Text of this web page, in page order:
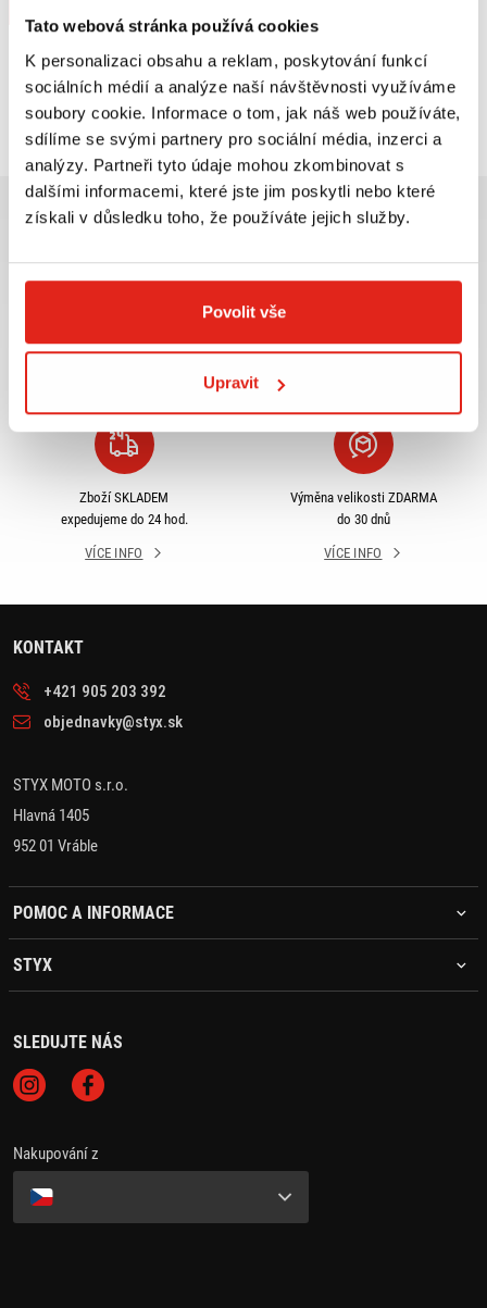
Tato webová stránka používá cookies
K personalizaci obsahu a reklam, poskytování funkcí
sociálních médií a analýze naší návštěvnosti využíváme
soubory cookie. Informace o tom, jak náš web používáte,
sdílíme se svými partnery pro sociální média, inzerci a
analýzy. Partneři tyto údaje mohou zkombinovat s
dalšími informacemi, které jste jim poskytli nebo které
získali v důsledku toho, že používáte jejich služby.
Povolit vše
Upravit
Prohlédli jste si1z 1produktů
odběru
rámci ČR
Zboží SKLADEM
expedujeme do 24 hod.
VÍCE INFO
Výměna velikosti ZDARMA
do 30 dnů
VÍCE INFO
KONTAKT
+421 905 203 392
objednavky@styx.sk
STYX MOTO s.r.o.
Hlavná 1405
952 01 Vráble
POMOC A INFORMACE
STYX
SLEDUJTE NÁS
Nakupování z